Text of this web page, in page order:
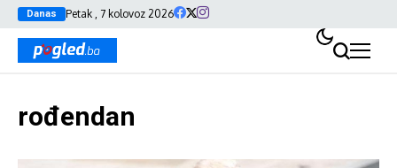
Danas Petak , 7 kolovoz 2026
rođendan